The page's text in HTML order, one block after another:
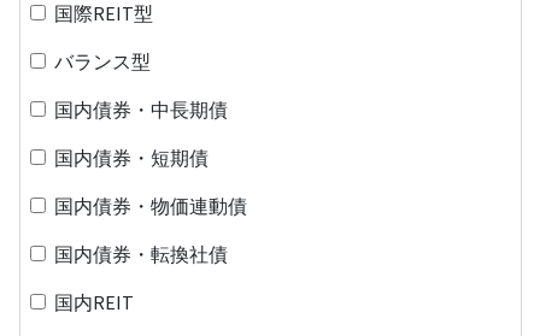
国際REIT型
バランス型
国内債券・中長期債
国内債券・短期債
国内債券・物価連動債
国内債券・転換社債
国内REIT